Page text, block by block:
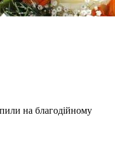
на благодійному